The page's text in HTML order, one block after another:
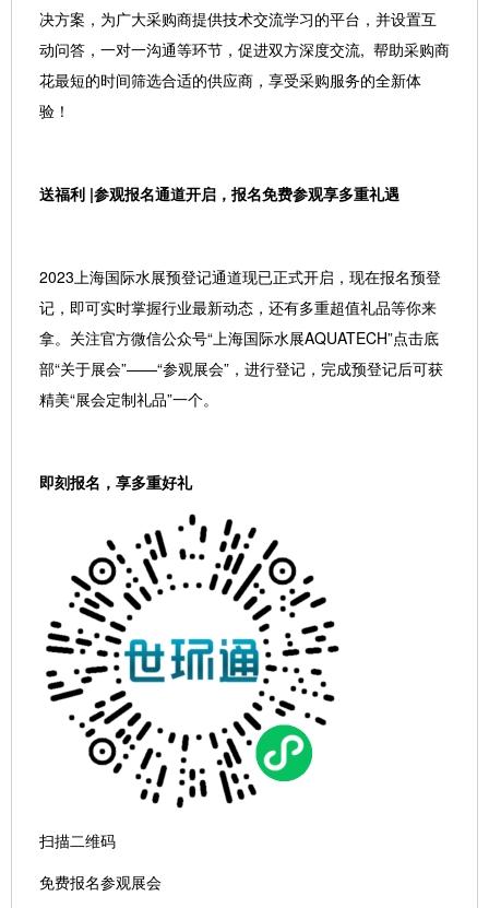
决方案，为广大采购商提供技术交流学习的平台，并设置互
动问答，一对一沟通等环节，促进双方深度交流, 帮助采购商
花最短的时间筛选合适的供应商，享受采购服务的全新体
验！
送福利 |参观报名通道开启，报名免费参观享多重礼遇
2023上海国际水展预登记通道现已正式开启，现在报名预登
记，即可实时掌握行业最新动态，还有多重超值礼品等你来
拿。关注官方微信公众号“上海国际水展AQUATECH”点击底
部“关于展会”——“参观展会”，进行登记，完成预登记后可获
精美“展会定制礼品”一个。
即刻报名，享多重好礼
扫描二维码
免费报名参观展会